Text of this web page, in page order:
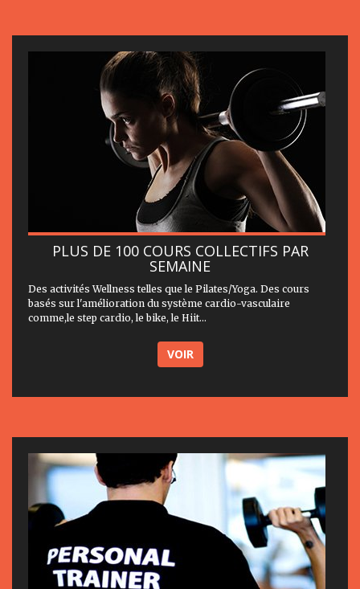
PLUS DE 100 COURS COLLECTIFS PAR
SEMAINE
Des activités Wellness telles que le Pilates/Yoga. Des cours
basés sur l'amélioration du système cardio-vasculaire
comme,le step cardio, le bike, le Hiit...
VOIR